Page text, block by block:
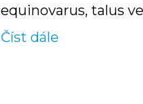
equinovarus, talus
Číst dále